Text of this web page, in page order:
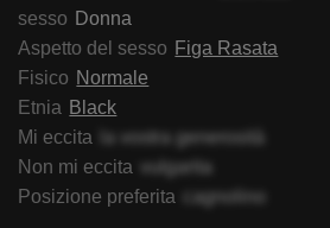
sesso Donna
Aspetto del sesso Figa Rasata
Fisico Normale
Etnia Black
Mi eccita
la vostra generosità
Non mi eccita
vulgarita
Posizione preferita
cagnolino